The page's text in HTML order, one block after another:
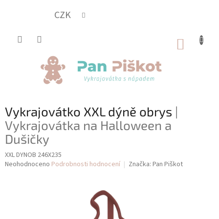
CZK
Vykrajovátko XXL dýně obrys |
Vykrajovátka na Halloween a
Dušičky
XXL DYNOB 246X235
Průměrné
Neohodnoceno Podrobnosti hodnocení Značka: Pan Piškot